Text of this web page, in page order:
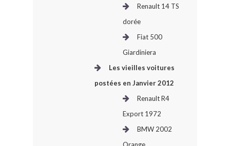
Renault 14 TS
dorée
Fiat 500
Giardiniera
Les vieilles voitures
postées en Janvier 2012
Renault R4
Export 1972
BMW 2002